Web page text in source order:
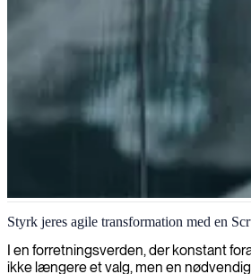
Scrum softwareudvikling
Vi leverer scrumudviklings-ekspertise for
præstation, hvilket sikrer effektiv og
Styrk jeres agile transformation med en
I en forretningsverden, der konstant
ikke længere et valg, men en